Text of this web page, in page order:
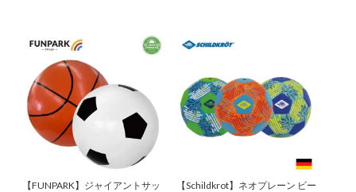
【FUNPARK】ジャイアントサッ
【Schildkrot】ネオプレーン ビー